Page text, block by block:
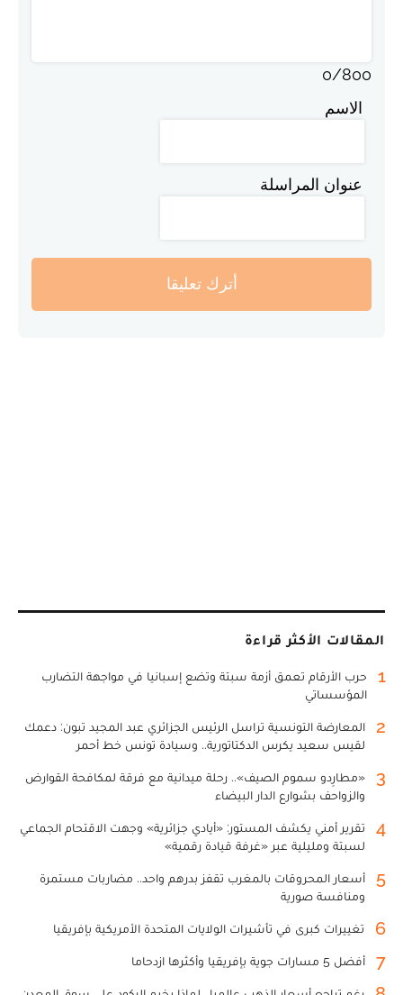
0/800
الاسم
عنوان المراسلة
أترك تعليقا
المقالات الأكثر قراءة
1
حرب الأرقام تعمق أزمة سبتة وتضع إسبانيا في مواجهة التضارب
المؤسساتي
2
المعارضة التونسية تراسل الرئيس الجزائري عبد المجيد تبون: دعمك
لقيس سعيد يكرس الدكتاتورية.. وسيادة تونس خط أحمر
3
«مطارِدو سموم الصيف».. رحلة ميدانية مع فرقة لمكافحة القوارض
والزواحف بشوارع الدار البيضاء
4
تقرير أمني يكشف المستور: «أيادي جزائرية» وجهت الاقتحام الجماعي
لسبتة ومليلية عبر «غرفة قيادة رقمية»
5
أسعار المحروقات بالمغرب تقفز بدرهم واحد.. مضاربات مستمرة
ومنافسة صورية
6 تغييرات كبرى في تأشيرات الولايات المتحدة الأمريكية بإفريقيا
7 أفضل 5 مسارات جوية بإفريقيا وأكثرها ازدحاما